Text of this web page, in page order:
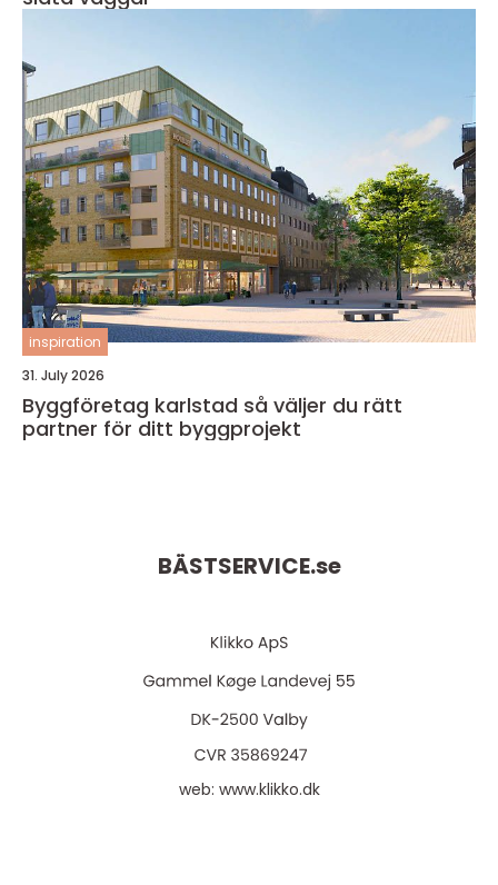
inspiration
31. July 2026
Byggföretag karlstad så väljer du rätt
partner för ditt byggprojekt
BÄSTSERVICE.se
web: www.klikko.dk